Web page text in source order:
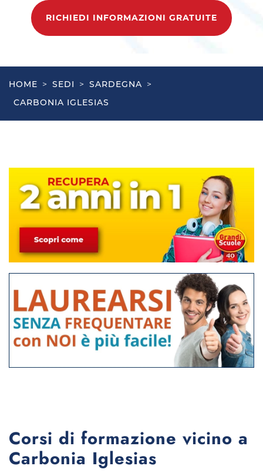
RICHIEDI INFORMAZIONI GRATUITE
HOME > SEDI > SARDEGNA >
CARBONIA IGLESIAS
Corsi di formazione vicino a
Carbonia Iglesias